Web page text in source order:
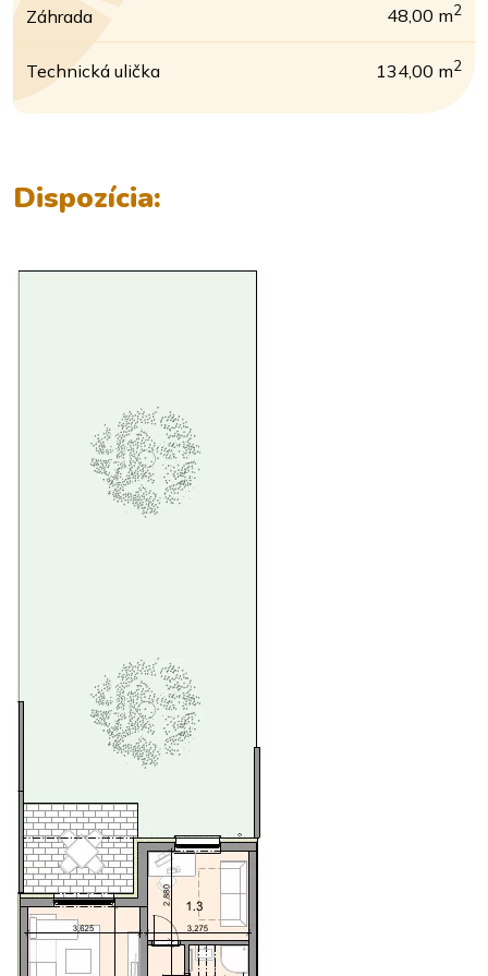
Záhrada 48,00 m2
Technická ulička 134,00 m2
Dispozícia: